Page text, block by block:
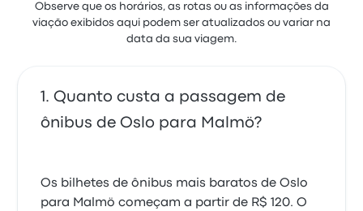
Observe que os horários, as rotas ou as informações da
viação exibidos aqui podem ser atualizados ou variar na
data da sua viagem.
Quanto custa a passagem de
ônibus de Oslo para Malmö?
Os bilhetes de ônibus mais baratos de Oslo
para Malmö começam a partir de R$ 120. O